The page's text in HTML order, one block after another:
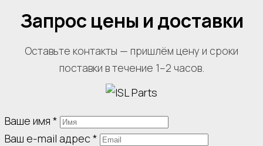
Запрос цены и доставки
Оставьте контакты — пришлём цену и сроки
поставки в течение 1–2 часов.
Ваше имя *
Ваш e-mail адрес*